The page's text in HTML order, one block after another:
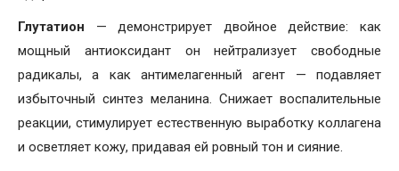
Глутатион — демонстрирует двойное действие: как
мощный антиоксидант он нейтрализует свободные
радикалы, а как антимелагенный агент — подавляет
избыточный синтез меланина. Снижает воспалительные
реакции, стимулирует естественную выработку коллагена
и осветляет кожу, придавая ей ровный тон и сияние.